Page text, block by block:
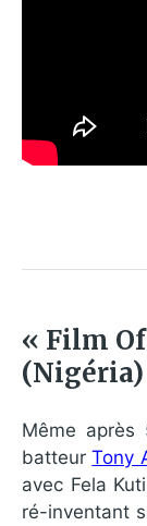
« Film
(Nigéria)
Même
batteurTony
avec Fela
ré-inventant